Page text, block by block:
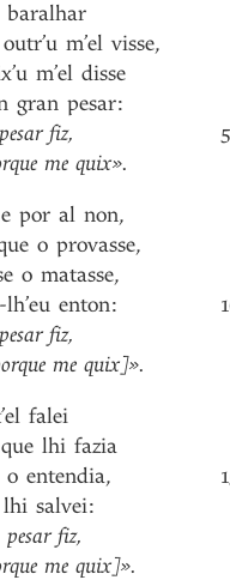
baralhar
outr’u m’el visse,
m’el disse
gran pesar:
pesar fiz,
me quix».
e por al non,
o provasse,
o matasse,
enton:
pesar fiz,
me quix]».
falei
que lhi fazia
o entendia,
lhi salvei:
pesar fiz,
me quix]».
5